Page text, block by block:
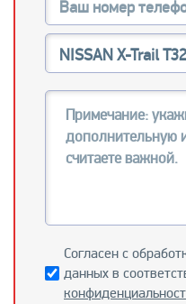
Согласен с
данных в